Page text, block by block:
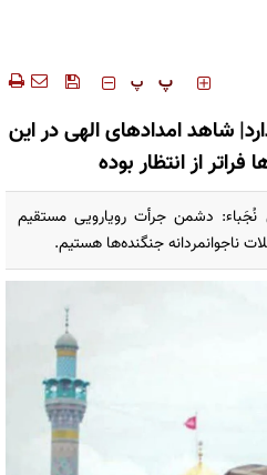
‍‍‍ پ پ
شاهد امدادهای الهی در این
از انتظار بوده
دشمن جرأت رویارویی مستقیم
ناجوانمردانه جنگنده‌ها هستیم.